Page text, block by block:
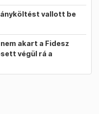
vallott be
akart a Fidesz
végül rá a